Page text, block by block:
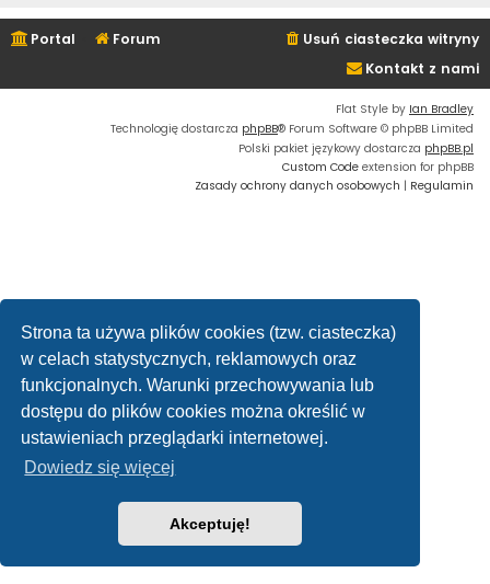
Strona ta używa plików cookies (tzw. ciasteczka)
w celach statystycznych, reklamowych oraz
funkcjonalnych. Warunki przechowywania lub
dostępu do plików cookies można określić w
ustawieniach przeglądarki internetowej.
Dowiedz się więcej
Akceptuję!
Portal Forum
Usuń ciasteczka witryny
Kontakt z nami
Flat Style by Ian Bradley
Technologię dostarcza phpBB® Forum Software © phpBB Limited
Polski pakiet językowy dostarcza phpBB.pl
Custom Code extension for phpBB
Zasady ochrony danych osobowych | Regulamin